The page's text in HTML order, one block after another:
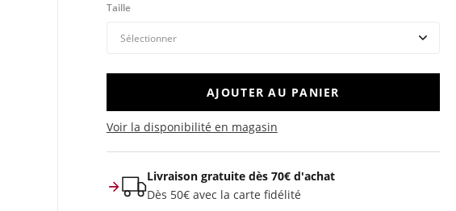
Taille
AJOUTER AU PANIER
Voir la disponibilité en magasin
Livraison gratuite dès 70€ d'achat
Dès 50€ avec la carte fidélité